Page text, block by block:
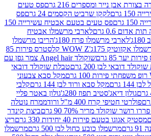
ומספרים 216 גרם
פס טעים
לקקן שרביט הקסמים 24 גרם
פס
פס טעים בטעם אבטיח עשירייה 150
לארבי מרשמלו אבטיח
מרשמלו פרח 180ג'
הריבו מרשמלו
WOW Z קלסטרס פירות 85
שוקולד Angel hair צמר גפן עם
200 גרם
טבלת שוקולד דובאי
מקל סבא צבעוני
מקל סבא ורוד לבן 144 גרם
קלבי
תפוז 280ג'
גולון באטר פליי
400 מ"ל ורוד
ממרח נוטלה
70% 90 גרם
ביצת קינדר
40 יחידות 330 גרם
ריצ
כובע כחול לבן 500 גרם
מרשמלו